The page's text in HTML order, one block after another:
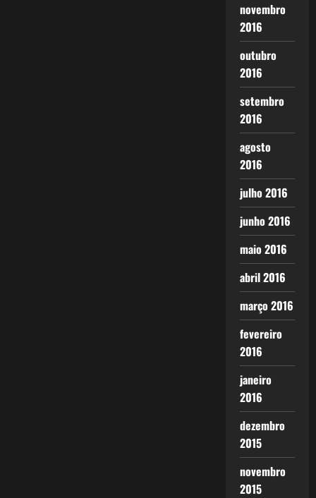
novembro
2016
outubro
2016
setembro
2016
agosto
2016
julho 2016
junho 2016
maio 2016
abril 2016
março 2016
fevereiro
2016
janeiro
2016
dezembro
2015
novembro
2015